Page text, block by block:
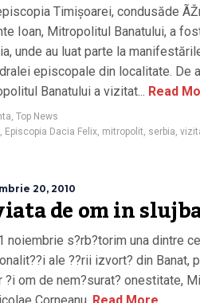
Â Â Â Â Â Â Â Â Â Â Â Â Â Â Â
Timișoarei, condusăde
Ioan, Mitropolitul Banatului, a
unde au luat parte la
episcopale din localitate. De
Banatului a vizitat... Read
Top News
Episcopia Dacia Felix mitropolit serbia
20, 2010
de om in
noiembrie s?rb?torim una dintre
ale ??rii izvort? din Banat,
?i om de nem?surat? onestitate,